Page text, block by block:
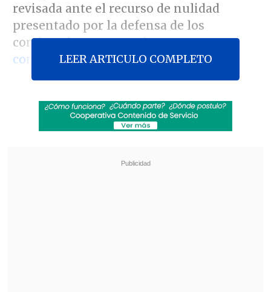
revisada ante el recurso de nulidad
presentado por la defensa de los
condenados ycuyos alegatos
comenzaron este viernes.
Revisa también
LEER ARTICULO COMPLETO